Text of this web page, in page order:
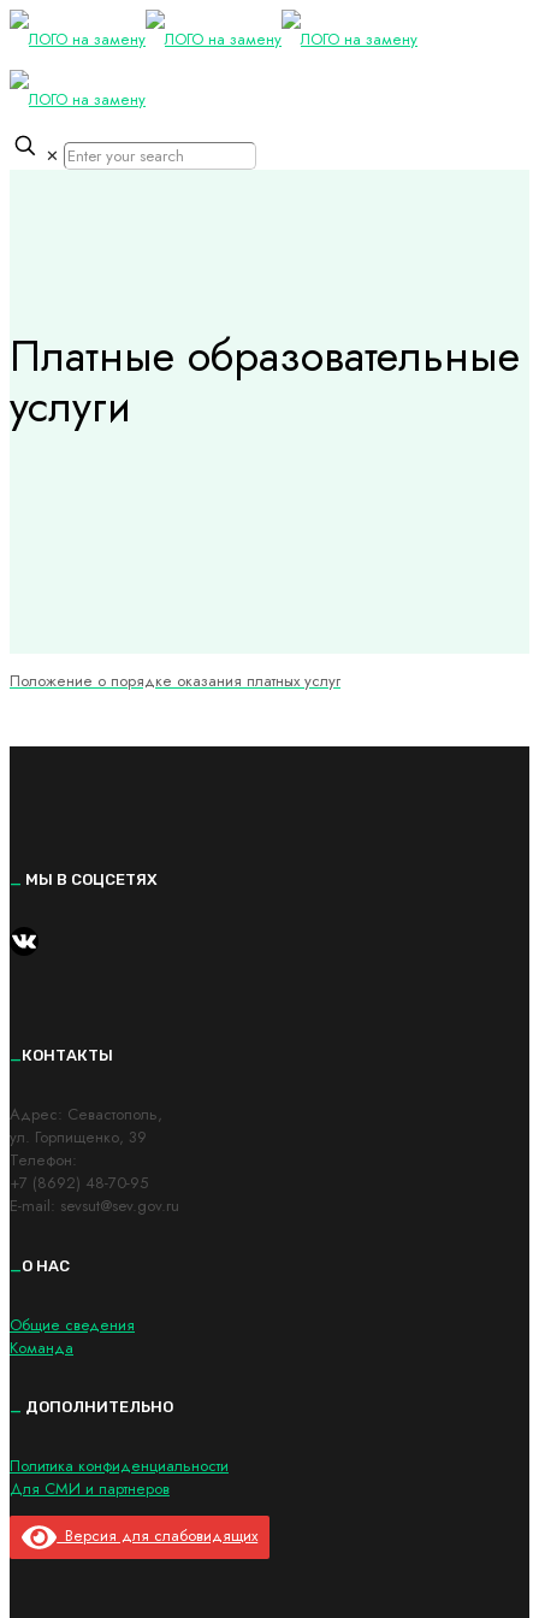
✕
Платные образовательные
услуги
Положение о порядке оказания платных услуг
МЫ В СОЦСЕТЯХ
https://vk.com/kvantorium92
_КОНТАКТЫ
Адрес: Cевастополь,
ул. Горпищенко, 39
Телефон:
+7 (8692) 48-70-95
E-mail: sevsut@sev.gov.ru
О НАС
Общие сведения
Команда
_ ДОПОЛНИТЕЛЬНО
Политика конфиденциальности
Для СМИ и партнеров
Версия для слабовидящих